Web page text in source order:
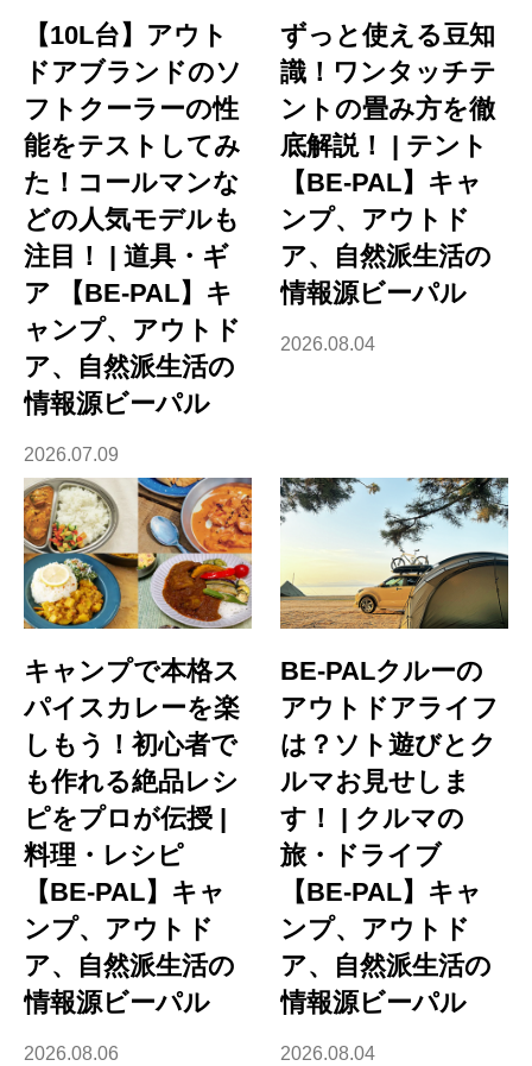
【10L台】アウト
ドアブランドのソ
フトクーラーの性
能をテストしてみ
た！コールマンな
どの人気モデルも
注目！ | 道具・ギ
ア 【BE-PAL】キ
ャンプ、アウトド
ア、自然派生活の
情報源ビーパル
2026.07.09
ずっと使える豆知
識！ワンタッチテ
ントの畳み方を徹
底解説！ | テント
【BE-PAL】キャ
ンプ、アウトド
ア、自然派生活の
情報源ビーパル
2026.08.04
キャンプで本格ス
パイスカレーを楽
しもう！初心者で
も作れる絶品レシ
ピをプロが伝授 |
料理・レシピ
【BE-PAL】キャ
ンプ、アウトド
ア、自然派生活の
情報源ビーパル
2026.08.06
BE-PALクルーの
アウトドアライフ
は？ソト遊びとク
ルマお見せしま
す！ | クルマの
旅・ドライブ
【BE-PAL】キャ
ンプ、アウトド
ア、自然派生活の
情報源ビーパル
2026.08.04